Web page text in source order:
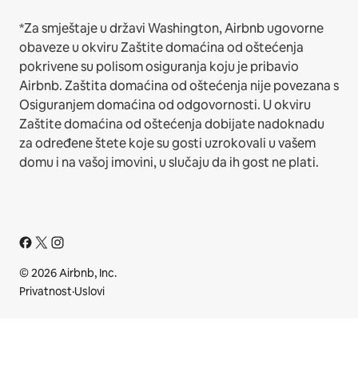
*Za smještaje u državi Washington, Airbnb ugovorne
obaveze u okviru Zaštite domaćina od oštećenja
pokrivene su polisom osiguranja koju je pribavio
Airbnb. Zaštita domaćina od oštećenja nije povezana s
Osiguranjem domaćina od odgovornosti. U okviru
Zaštite domaćina od oštećenja dobijate nadoknadu
za određene štete koje su gosti uzrokovali u vašem
domu i na vašoj imovini, u slučaju da ih gost ne plati.
© 2026 Airbnb, Inc.
Privatnost·Uslovi